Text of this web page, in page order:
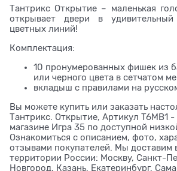
Тантрикс Открытие – маленькая
открывает двери в
цветных линий!
Комплектация:
10 пронумерованных фишек из
или черного цвета в сетчатом
вкладыш с правилами на
Вы можете купить или заказать
Тантрикс. Открытие, Артикул T6MB1
магазине Игра 35 по доступной
Ознакомиться с описанием, фото,
отзывами покупателей. Мы доставим
территории России: Москву, Санкт-
Новгород, Казань, Екатеринбург,